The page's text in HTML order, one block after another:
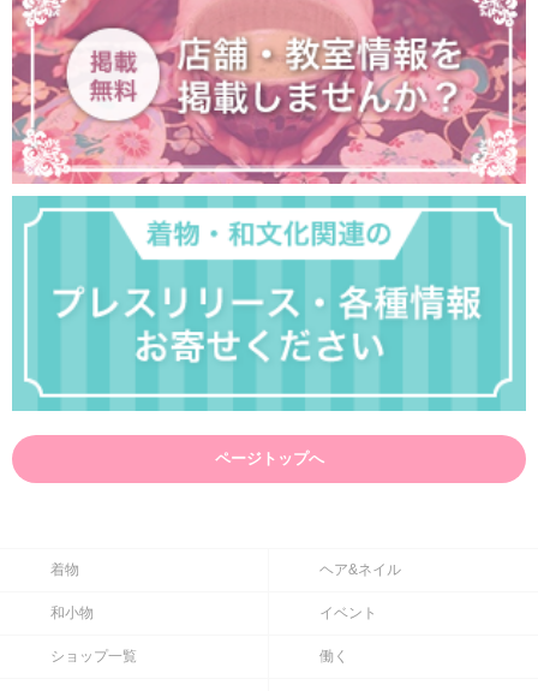
ページトップへ
着物 ヘア&ネイル
和小物 イベント
ショップ一覧 働く